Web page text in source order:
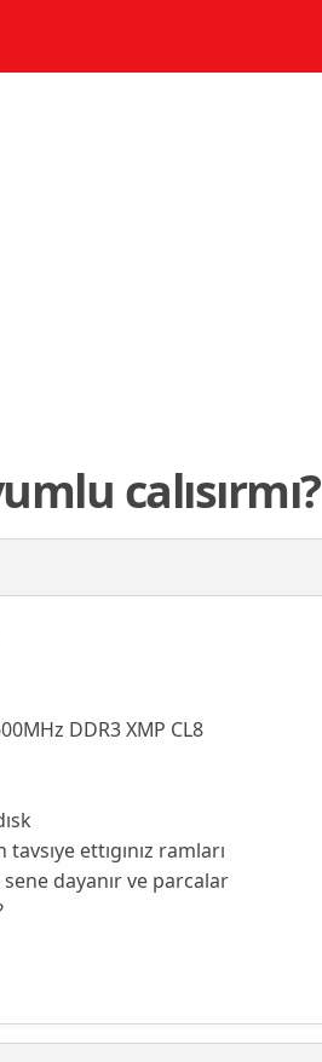
calısırmı?
DDR3 XMP CL8
ettıgınız ramları
dayanır ve parcalar